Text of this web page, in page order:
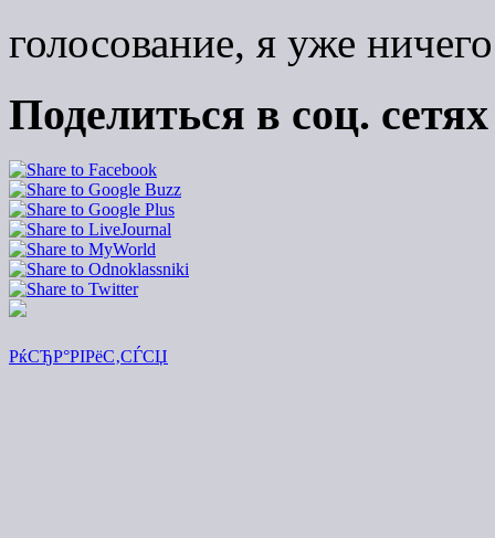
голосование, я уже
Поделиться в соц. сетях
РќСЂР°РІРёС‚СЃСЏ